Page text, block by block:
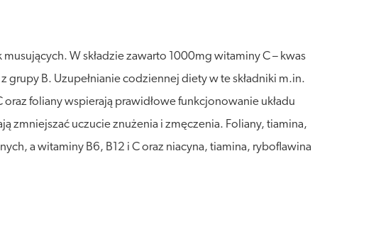
W składzie zawarto 1000mg witaminy C – kwas
B. Uzupełnianie codziennej diety w te składniki m.in.
foliany wspierają prawidłowe funkcjonowanie układu
zmniejszać uczucie znużenia i zmęczenia. Foliany, tiamina,
a witaminy B6, B12 i C oraz niacyna, tiamina, ryboflawina